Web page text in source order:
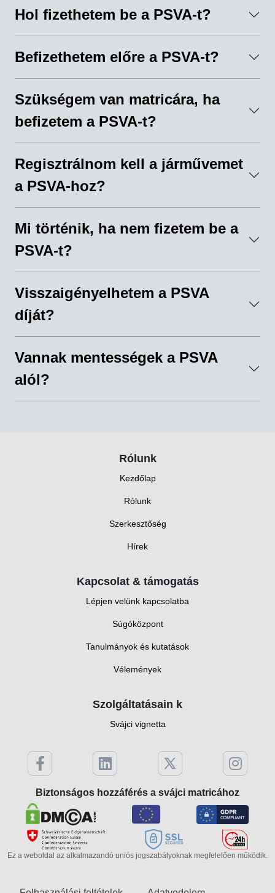
Hol fizethetem be a PSVA-t?
Befizethetem előre a PSVA-t?
Szükségem van matricára, ha
befizetem a PSVA-t?
Regisztrálnom kell a járművemet
a PSVA-hoz?
Mi történik, ha nem fizetem be a
PSVA-t?
Visszaigényelhetem a PSVA
díját?
Vannak mentességek a PSVA
alól?
Rólunk
Kezdőlap
Rólunk
Szerkesztőség
Hírek
Kapcsolat & támogatás
Lépjen velünk kapcsolatba
Súgóközpont
Tanulmányok és kutatások
Vélemények
Szolgáltatásain k
Svájci vignetta
Biztonságos hozzáférés a svájci matricához
Ez a weboldal az alkalmazandó uniós jogszabályoknak megfelelően működik.